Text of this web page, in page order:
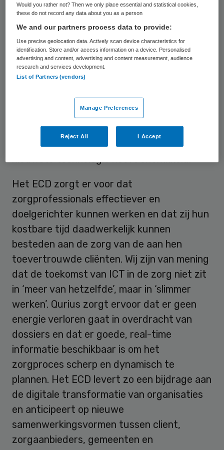
automatiseringsoplossing die
zorgprocessen verbetert en van
toegevoegde waarde is voor het totale
zorgproces. Het ECD integreert volledig
met onze state of the art back-office (ERP)
oplossing. Deze oplossing is gebaseerd op
de laatste nieuwe versie van Microsoft
Navision, Microsoft Navision 2013. Dit
maakt Qurius de eerste partner in
Nederland die haar oplossing op deze
nieuwste technologie heeft ontwikkeld.
Het ECD zorgt er voor dat
zorgprofessionals effectiever en
doelgerichter kunnen werken en dat zij hun
kostbare tijd daadwerkelijk kunnen
besteden aan de zorg van de aan hen
toevertrouwde cliënten. Wij zijn van mening
dat de toekomst van ICT in de zorg niet zit
in ‘meer van hetzelfde’, maar in ‘slimmer
werken’. Qurius zorgt ervoor dat er geen
energie verloren gaat in overdracht van
dossiers en dat er goede, real-time
informatie beschikbaar is om het
zorgproces scherp en dynamisch te
plannen. Het ECD levert zo een bijdrage aan
de digitale transformatie van organisaties
en anticipeert op nieuwe
samenwerkingsvormen tussen client,
zorgaanbieders, gemeenten en
Would you rather not? Then we only place essential and statistical cookies,
these do not record any data about you as a person
We and our partners process data to provide:
Use precise geolocation data. Actively scan device characteristics for
identification. Store and/or access information on a device. Personalised
advertising and content, advertising and content measurement, audience
research and services development.
List of Partners (vendors)
Manage Preferences
Reject All I Accept